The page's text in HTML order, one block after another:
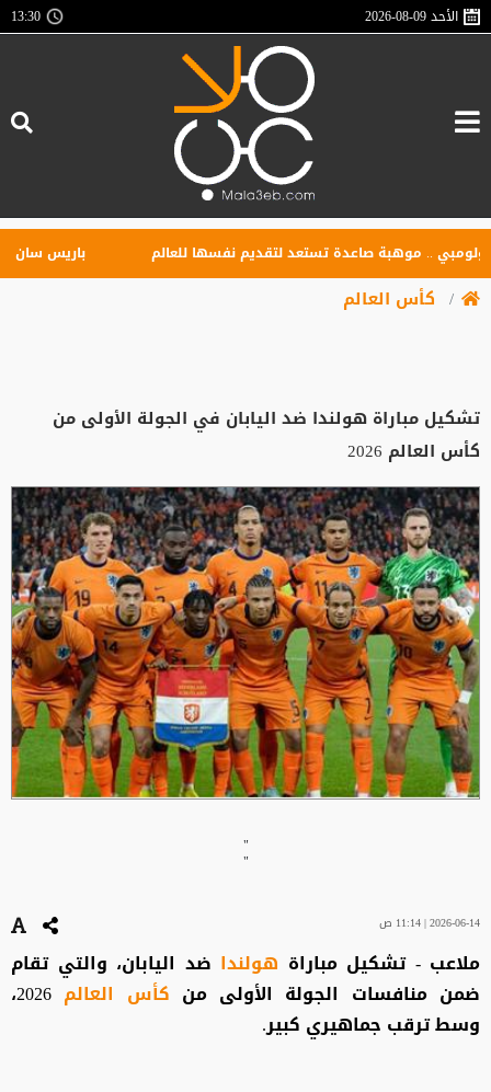
الأحد2026-08-09
13:30
.. موهبة صاعدة تستعد لتقديم نفسها للعالم باريس سان
كأس العالم
تشكيل مباراة هولندا ضد اليابان في الجولة الأولى من
كأس العالم 2026
"
"
2026-06-14 | 11:14 ص
ملاعب - تشكيل مباراة هولندا ضد اليابان، والتي تقام
ضمن منافسات الجولة الأولى من كأس العالم
2026،
وسط ترقب جماهيري كبير.